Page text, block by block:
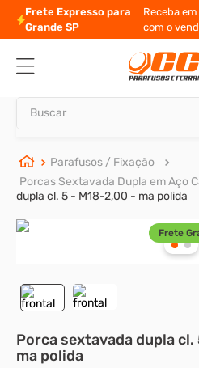
Frete Expresso para
Grande SP
Receba
com o
Parafusos / Fixação
Porcas Sextavada Dupla em Aço
dupla cl. 5 - M18-2,00 - ma polida
Frete
Porca sextavada dupla
ma polida
TERMOS MAIS BUSCADOS
1º
parafuso allen
5º
arruela
cupilha
7 º
sextavado